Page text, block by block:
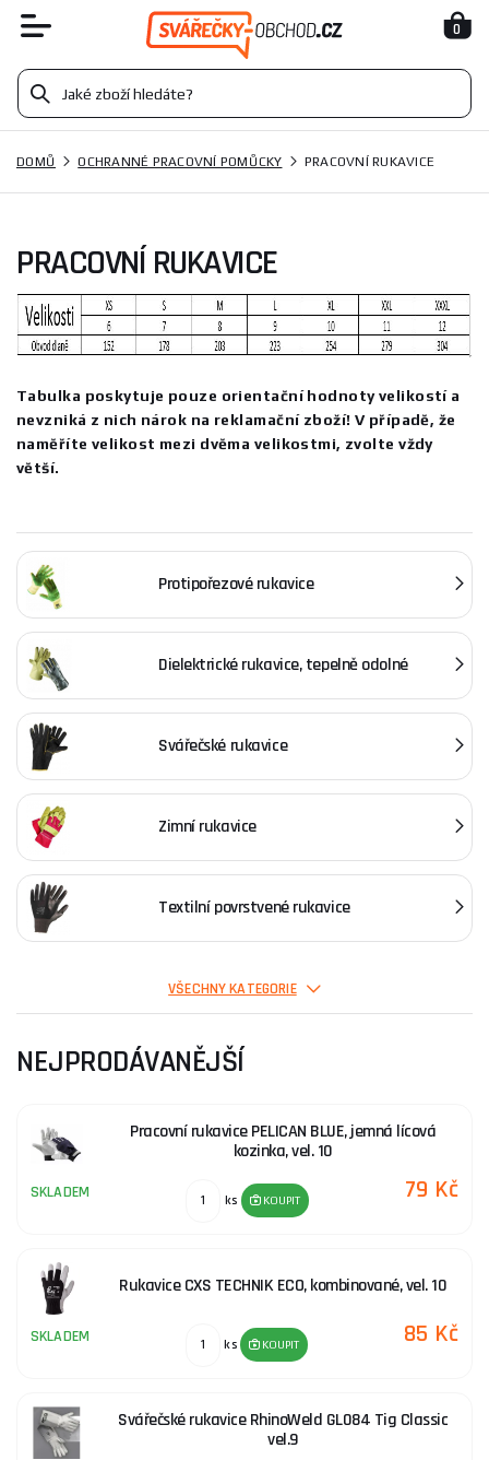
0
DOMŮ OCHRANNÉ PRACOVNÍ POMŮCKY PRACOVNÍ RUKAVICE
PRACOVNÍ RUKAVICE
Tabulka poskytuje pouze orientační hodnoty velikostí a
nevzniká z nich nárok na reklamační zboží! V případě, že
naměříte velikost mezi dvěma velikostmi, zvolte vždy
větší.
Protipořezové rukavice
Dielektrické rukavice, tepelně odolné
Svářečské rukavice
Zimní rukavice
Textilní povrstvené rukavice
Textilní rukavice
Kombinované rukavice
Celokožené rukavice
VŠECHNY KATEGORIE
NEJPRODÁVANĚJŠÍ
Pracovní rukavice PELICAN BLUE, jemná lícová
kozinka, vel. 10
SKLADEM ks KOUPIT 79 Kč
Rukavice CXS TECHNIK ECO, kombinované, vel. 10
SKLADEM ks KOUPIT 85 Kč
Svářečské rukavice RhinoWeld GL084 Tig Classic
vel.9